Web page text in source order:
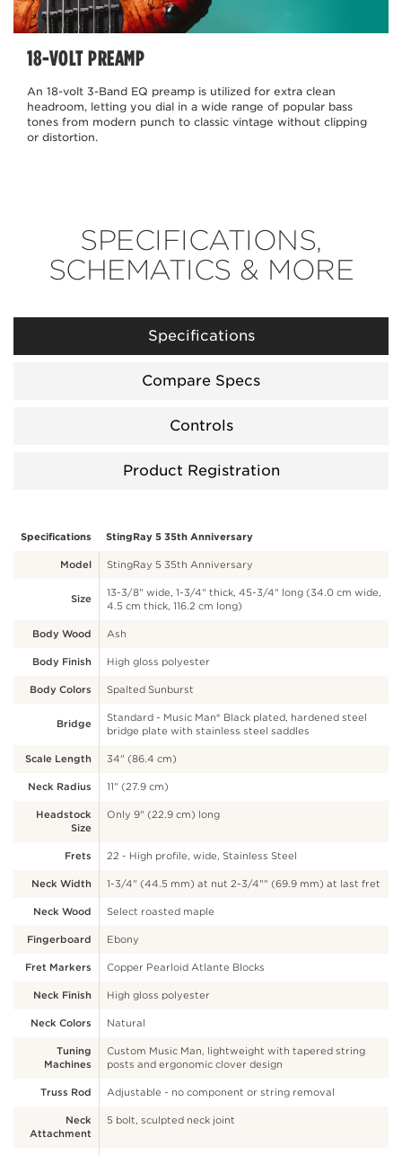
18-VOLT PREAMP
An 18-volt 3-Band EQ preamp is utilized for extra clean
headroom, letting you dial in a wide range of popular bass
tones from modern punch to classic vintage without clipping
or distortion.
SPECIFICATIONS,
SCHEMATICS & MORE
Specifications
Compare Specs
Controls
Product Registration
Specifications StingRay 5 35th Anniversary
Model StingRay 5 35th Anniversary
Size
13-3/8" wide, 1-3/4" thick, 45-3/4" long (34.0 cm wide,
4.5 cm thick, 116.2 cm long)
Body Wood Ash
Body Finish High gloss polyester
Body Colors Spalted Sunburst
Bridge
Standard - Music Man® Black plated, hardened steel
bridge plate with stainless steel saddles
Scale Length 34" (86.4 cm)
Neck Radius 11" (27.9 cm)
Headstock
Size
Only 9" (22.9 cm) long
Frets 22 - High profile, wide, Stainless Steel
Neck Width 1-3/4" (44.5 mm) at nut 2-3/4"" (69.9 mm) at last fret
Neck Wood Select roasted maple
Fingerboard Ebony
Fret Markers Copper Pearloid Atlante Blocks
Neck Finish High gloss polyester
Neck Colors Natural
Tuning
Machines
Custom Music Man, lightweight with tapered string
posts and ergonomic clover design
Truss Rod Adjustable - no component or string removal
Neck
Attachment
5 bolt, sculpted neck joint